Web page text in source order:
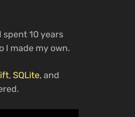
spent 10 years
I made my own.
, SQLite, and